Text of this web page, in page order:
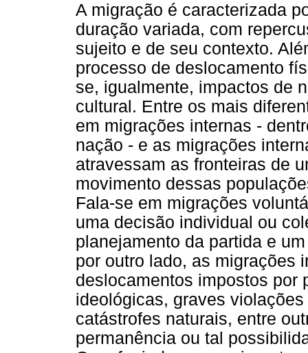
A migração é caracterizada
duração variada, com
sujeito e de seu contexto.
processo de deslocamento
se, igualmente, impactos de
cultural. Entre os mais
em migrações internas -
nação - e as migrações
atravessam as fronteiras de
movimento dessas
Fala-se em migrações
uma decisão individual ou
planejamento da partida e
por outro lado, as migrações
deslocamentos impostos por
ideológicas, graves
catástrofes naturais, entre
permanência ou tal